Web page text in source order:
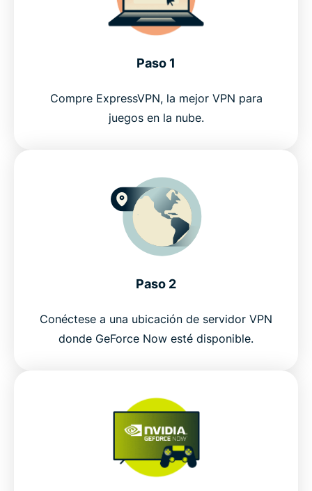
Paso 1
Compre ExpressVPN, la mejor VPN para
juegos en la nube.
Paso 2
Conéctese a una ubicación de servidor VPN
donde GeForce Now esté disponible.